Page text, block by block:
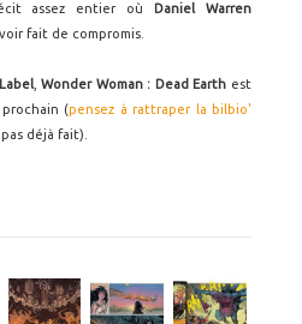
assez entier où Daniel Warren
fait de compromis.
,Wonder Woman : Dead Earth est
(pensez à rattraper la bilbio'
déjà fait).